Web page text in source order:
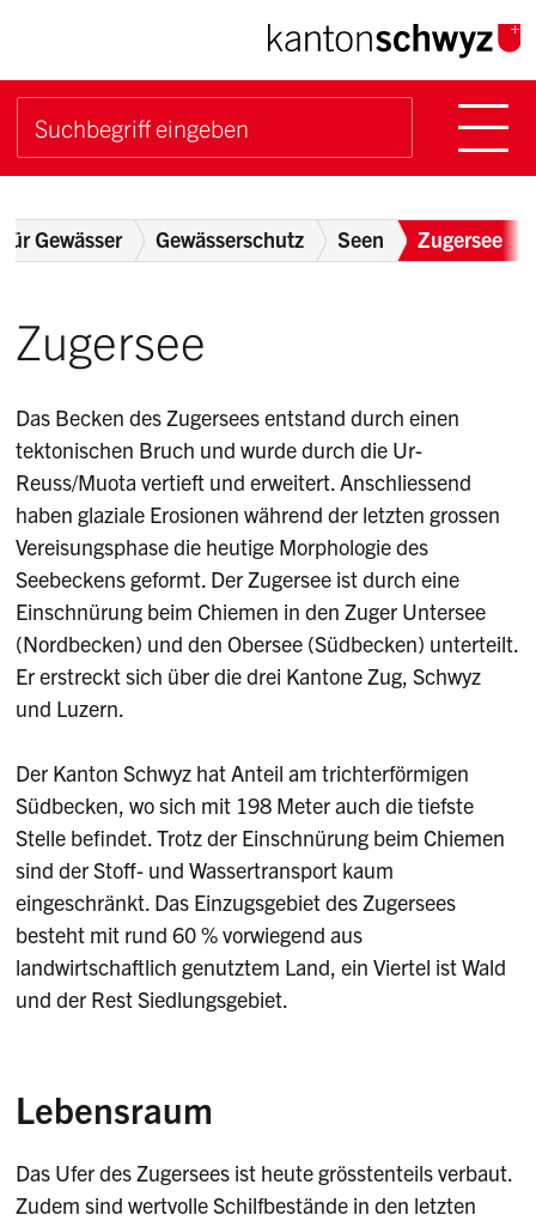
Navigieren im Kanton
Schnellnavigation
Suchbegriff
Breadcrumb
Gewässer Gewässerschutz Seen Zugersee
Zugersee
Das Becken des Zugersees entstand durch einen
tektonischen Bruch und wurde durch die Ur-
Reuss/Muota vertieft und erweitert. Anschliessend
haben glaziale Erosionen während der letzten grossen
Vereisungsphase die heutige Morphologie des
Seebeckens geformt. Der Zugersee ist durch eine
Einschnürung beim Chiemen in den Zuger Untersee
(Nordbecken) und den Obersee (Südbecken) unterteilt.
Er erstreckt sich über die drei Kantone Zug, Schwyz
und Luzern.
Der Kanton Schwyz hat Anteil am trichterförmigen
Südbecken, wo sich mit 198 Meter auch die tiefste
Stelle befindet. Trotz der Einschnürung beim Chiemen
sind der Stoff- und Wassertransport kaum
eingeschränkt. Das Einzugsgebiet des Zugersees
besteht mit rund 60 % vorwiegend aus
landwirtschaftlich genutztem Land, ein Viertel ist Wald
und der Rest Siedlungsgebiet.
Lebensraum
Das Ufer des Zugersees ist heute grösstenteils verbaut.
Zudem sind wertvolle Schilfbestände in den letzten